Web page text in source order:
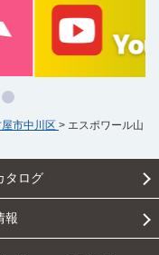
市中川区 > エスポワール山
タログ
報